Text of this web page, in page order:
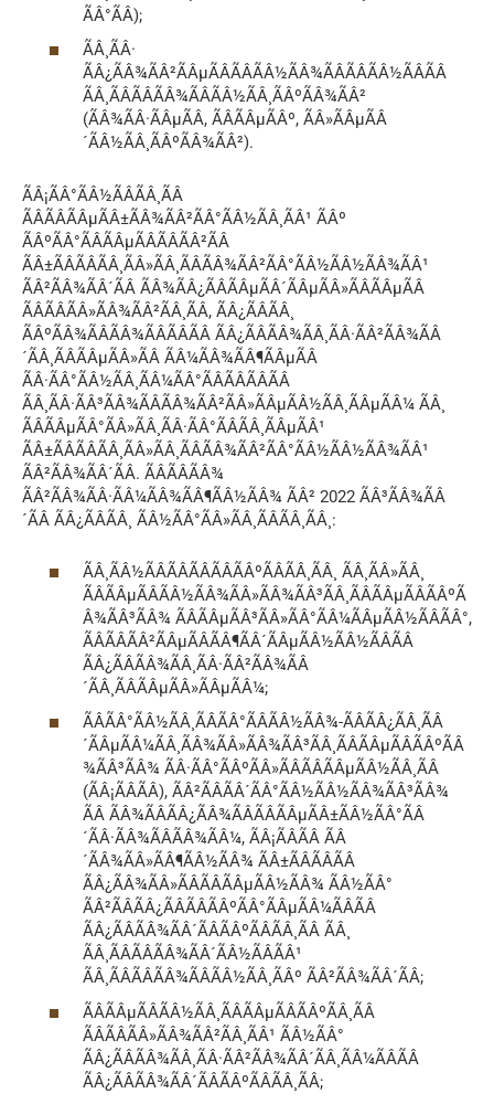
ÃÂ°ÃÂ);
ÃÂ¸ÃÂ·
ÃÂ¿ÃÂ¾ÃÂ²ÃÂµÃÂÃÂÃÂ½ÃÂ¾ÃÂÃÂÃÂ½ÃÂÃÂ
ÃÂ¸ÃÂÃÂÃÂ¾ÃÂÃÂ½ÃÂ¸ÃÂºÃÂ¾ÃÂ²
(ÃÂ¾ÃÂ·ÃÂµÃÂ, ÃÂÃÂµÃÂº, ÃÂ»ÃÂµÃÂ
´ÃÂ½ÃÂ¸ÃÂºÃÂ¾ÃÂ²).
ÃÂ¡ÃÂ°ÃÂ½ÃÂÃÂ¸ÃÂ
ÃÂÃÂÃÂµÃÂ±ÃÂ¾ÃÂ²ÃÂ°ÃÂ½ÃÂ¸ÃÂ¹ ÃÂº
ÃÂºÃÂ°ÃÂÃÂµÃÂÃÂÃÂ²ÃÂ
ÃÂ±ÃÂÃÂÃÂ¸ÃÂ»ÃÂ¸ÃÂÃÂ¾ÃÂ²ÃÂ°ÃÂ½ÃÂ½ÃÂ¾ÃÂ¹
ÃÂ²ÃÂ¾ÃÂ´ÃÂ ÃÂ¾ÃÂ¿ÃÂÃÂµÃÂ´ÃÂµÃÂ»ÃÂÃÂµÃÂ
ÃÂÃÂÃÂ»ÃÂ¾ÃÂ²ÃÂ¸ÃÂ, ÃÂ¿ÃÂÃÂ¸
ÃÂºÃÂ¾ÃÂÃÂ¾ÃÂÃÂÃÂ ÃÂ¿ÃÂÃÂ¾ÃÂ¸ÃÂ·ÃÂ²ÃÂ¾ÃÂ
´ÃÂ¸ÃÂÃÂµÃÂ»ÃÂ ÃÂ¼ÃÂ¾ÃÂ¶ÃÂµÃÂ
ÃÂ·ÃÂ°ÃÂ½ÃÂ¸ÃÂ¼ÃÂ°ÃÂÃÂÃÂÃÂ
ÃÂ¸ÃÂ·ÃÂ³ÃÂ¾ÃÂÃÂ¾ÃÂ²ÃÂ»ÃÂµÃÂ½ÃÂ¸ÃÂµÃÂ¼ ÃÂ¸
ÃÂÃÂµÃÂ°ÃÂ»ÃÂ¸ÃÂ·ÃÂ°ÃÂÃÂ¸ÃÂµÃÂ¹
ÃÂ±ÃÂÃÂÃÂ¸ÃÂ»ÃÂ¸ÃÂÃÂ¾ÃÂ²ÃÂ°ÃÂ½ÃÂ½ÃÂ¾ÃÂ¹
ÃÂ²ÃÂ¾ÃÂ´ÃÂ. ÃÂ­ÃÂÃÂ¾
ÃÂ²ÃÂ¾ÃÂ·ÃÂ¼ÃÂ¾ÃÂ¶ÃÂ½ÃÂ¾ ÃÂ² 2022 ÃÂ³ÃÂ¾ÃÂ
´ÃÂ ÃÂ¿ÃÂÃÂ¸ ÃÂ½ÃÂ°ÃÂ»ÃÂ¸ÃÂÃÂ¸ÃÂ¸:
ÃÂ¸ÃÂ½ÃÂÃÂÃÂÃÂÃÂºÃÂÃÂ¸ÃÂ¸ ÃÂ¸ÃÂ»ÃÂ¸
ÃÂÃÂµÃÂÃÂ½ÃÂ¾ÃÂ»ÃÂ¾ÃÂ³ÃÂ¸ÃÂÃÂµÃÂÃÂºÃ
Â¾ÃÂ³ÃÂ¾ ÃÂÃÂµÃÂ³ÃÂ»ÃÂ°ÃÂ¼ÃÂµÃÂ½ÃÂÃÂ°,
ÃÂÃÂÃÂ²ÃÂµÃÂÃÂ¶ÃÂ´ÃÂµÃÂ½ÃÂ½ÃÂÃÂ
ÃÂ¿ÃÂÃÂ¾ÃÂ¸ÃÂ·ÃÂ²ÃÂ¾ÃÂ
´ÃÂ¸ÃÂÃÂµÃÂ»ÃÂµÃÂ¼;
ÃÂÃÂ°ÃÂ½ÃÂ¸ÃÂÃÂ°ÃÂÃÂ½ÃÂ¾-ÃÂÃÂ¿ÃÂ¸ÃÂ
´ÃÂµÃÂ¼ÃÂ¸ÃÂ¾ÃÂ»ÃÂ¾ÃÂ³ÃÂ¸ÃÂÃÂµÃÂÃÂºÃÂ
¾ÃÂ³ÃÂ¾ ÃÂ·ÃÂ°ÃÂºÃÂ»ÃÂÃÂÃÂµÃÂ½ÃÂ¸ÃÂ
(ÃÂ¡ÃÂ­ÃÂ), ÃÂ²ÃÂÃÂ´ÃÂ°ÃÂ½ÃÂ½ÃÂ¾ÃÂ³ÃÂ¾
ÃÂ ÃÂ¾ÃÂÃÂ¿ÃÂ¾ÃÂÃÂÃÂµÃÂ±ÃÂ½ÃÂ°ÃÂ
´ÃÂ·ÃÂ¾ÃÂÃÂ¾ÃÂ¼, ÃÂ¡ÃÂ­ÃÂ ÃÂ
´ÃÂ¾ÃÂ»ÃÂ¶ÃÂ½ÃÂ¾ ÃÂ±ÃÂÃÂÃÂ
ÃÂ¿ÃÂ¾ÃÂ»ÃÂÃÂÃÂµÃÂ½ÃÂ¾ ÃÂ½ÃÂ°
ÃÂ²ÃÂÃÂ¿ÃÂÃÂÃÂºÃÂ°ÃÂµÃÂ¼ÃÂÃÂ
ÃÂ¿ÃÂÃÂ¾ÃÂ´ÃÂÃÂºÃÂÃÂ¸ÃÂ ÃÂ¸
ÃÂ¸ÃÂÃÂÃÂ¾ÃÂ´ÃÂ½ÃÂÃÂ¹
ÃÂ¸ÃÂÃÂÃÂ¾ÃÂÃÂ½ÃÂ¸ÃÂº ÃÂ²ÃÂ¾ÃÂ´ÃÂ;
ÃÂÃÂµÃÂÃÂ½ÃÂ¸ÃÂÃÂµÃÂÃÂºÃÂ¸ÃÂ
ÃÂÃÂÃÂ»ÃÂ¾ÃÂ²ÃÂ¸ÃÂ¹ ÃÂ½ÃÂ°
ÃÂ¿ÃÂÃÂ¾ÃÂ¸ÃÂ·ÃÂ²ÃÂ¾ÃÂ´ÃÂ¸ÃÂ¼ÃÂÃÂ
ÃÂ¿ÃÂÃÂ¾ÃÂ´ÃÂÃÂºÃÂÃÂ¸ÃÂ;